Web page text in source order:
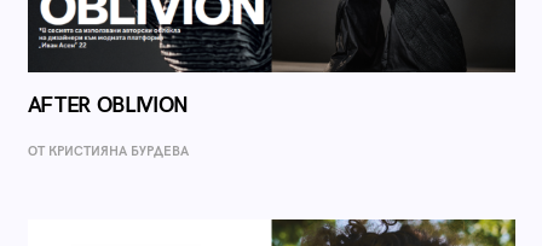
AFTER OBLIVION
ОТ КРИСТИЯНА БУРДЕВА